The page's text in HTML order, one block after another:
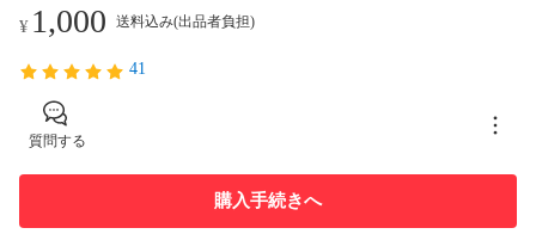
¥ 1,000 送料込み(出品者負担)
41
質問する
購入手続きへ